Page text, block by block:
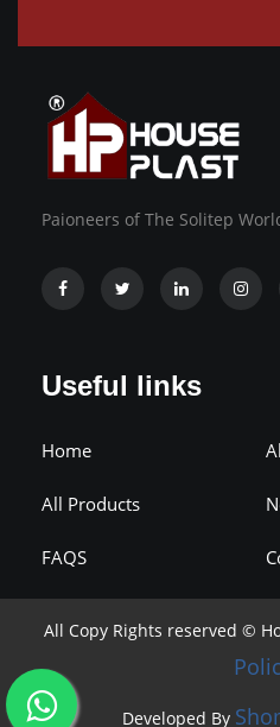
Paioneers of The Solitep
Useful links
Home
All Products
FAQS
All Copy Rights reserved ©
Developed By